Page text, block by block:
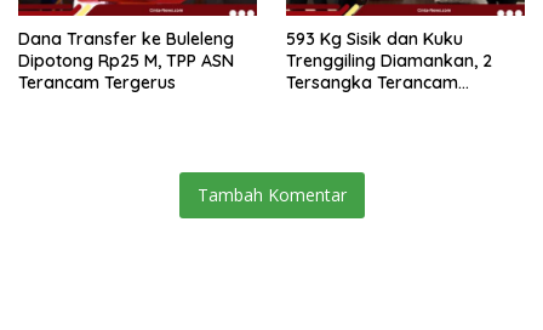
Dana Transfer ke Buleleng
Dipotong Rp25 M, TPP ASN
Terancam Tergerus
593 Kg Sisik dan Kuku
Trenggiling Diamankan, 2
Tersangka Terancam
Tambah Komentar